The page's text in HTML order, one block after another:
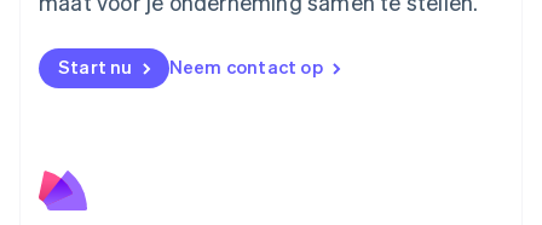
Start nu Neem contact op
Noorwegen
Oostenrijk
DeutschEnglish
Português
Roemenië